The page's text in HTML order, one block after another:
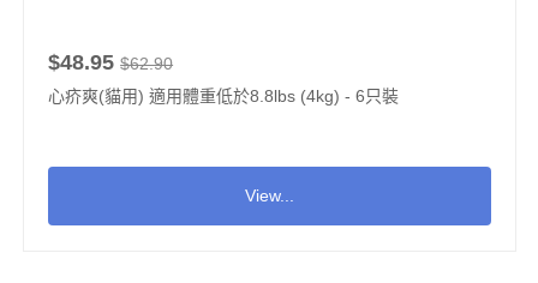
$48.95 $62.90
心疥爽(貓用) 適用體重低於8.8lbs (4kg) - 6只裝
View...